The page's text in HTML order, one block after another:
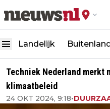
Landelijk
Techniek Nederland merkt
klimaatbeleid
24 OKT 2024, 9:18•